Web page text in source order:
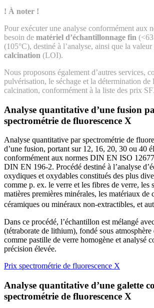
! À noter !
Pour exécuter une analyse conformément aux
besoin de matériel d’échantillonnage fin
(105°C), destiné à l’analyse, ainsi que la valeur
calcination (LOI).
Nous proposons également d’autres services,
pulvérisation, le séchage et la détermination de
calcination, conformément à la liste des prix
Analyse quantitative d’une fusion
spectrométrie de fluorescence X
Analyse quantitative par spectrométrie de
d’une fusion, portant sur 12, 16, 20, 30 ou 40
conformément aux normes DIN EN ISO
DIN EN 196-2. Procédé destiné à l’analyse
oxydiques et oxydables constitués des plus
comme p. ex. le verre et les fibres de verre, les
matières premières minérales, les matériaux de
céramiques ou minéraux non-extractibles, et
Dans ce procédé, l’échantillon est mélangé
(tétraborate de lithium), fondé sous
comme pastille de verre homogène et analysé
précision élevée.
Prix spectrométrie de fluorescence X
Analyse quantitative d’une galette
spectrométrie de fluorescence X